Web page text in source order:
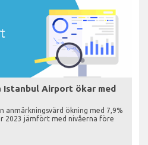
Istanbul Airport ökar med
anmärkningsvärd ökning med 7,9%
2023 jämfört med nivåerna före